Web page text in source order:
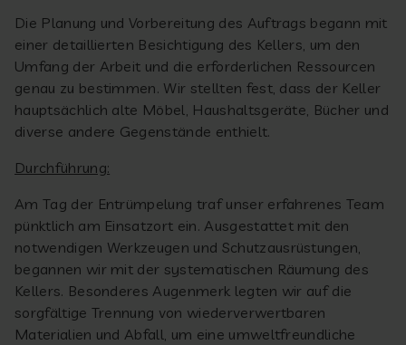
Die Planung und Vorbereitung des Auftrags begann mit
einer detaillierten Besichtigung des Kellers, um den
Umfang der Arbeit und die erforderlichen Ressourcen
genau zu bestimmen. Wir stellten fest, dass der Keller
hauptsächlich alte Möbel, Haushaltsgeräte, Bücher und
diverse andere Gegenstände enthielt.
Durchführung:
Am Tag der Entrümpelung traf unser erfahrenes Team
pünktlich am Einsatzort ein. Ausgestattet mit den
notwendigen Werkzeugen und Schutzausrüstungen,
begannen wir mit der systematischen Räumung des
Kellers. Besonderes Augenmerk legten wir auf die
sorgfältige Trennung von wiederverwertbaren
Materialien und Abfall, um eine umweltfreundliche